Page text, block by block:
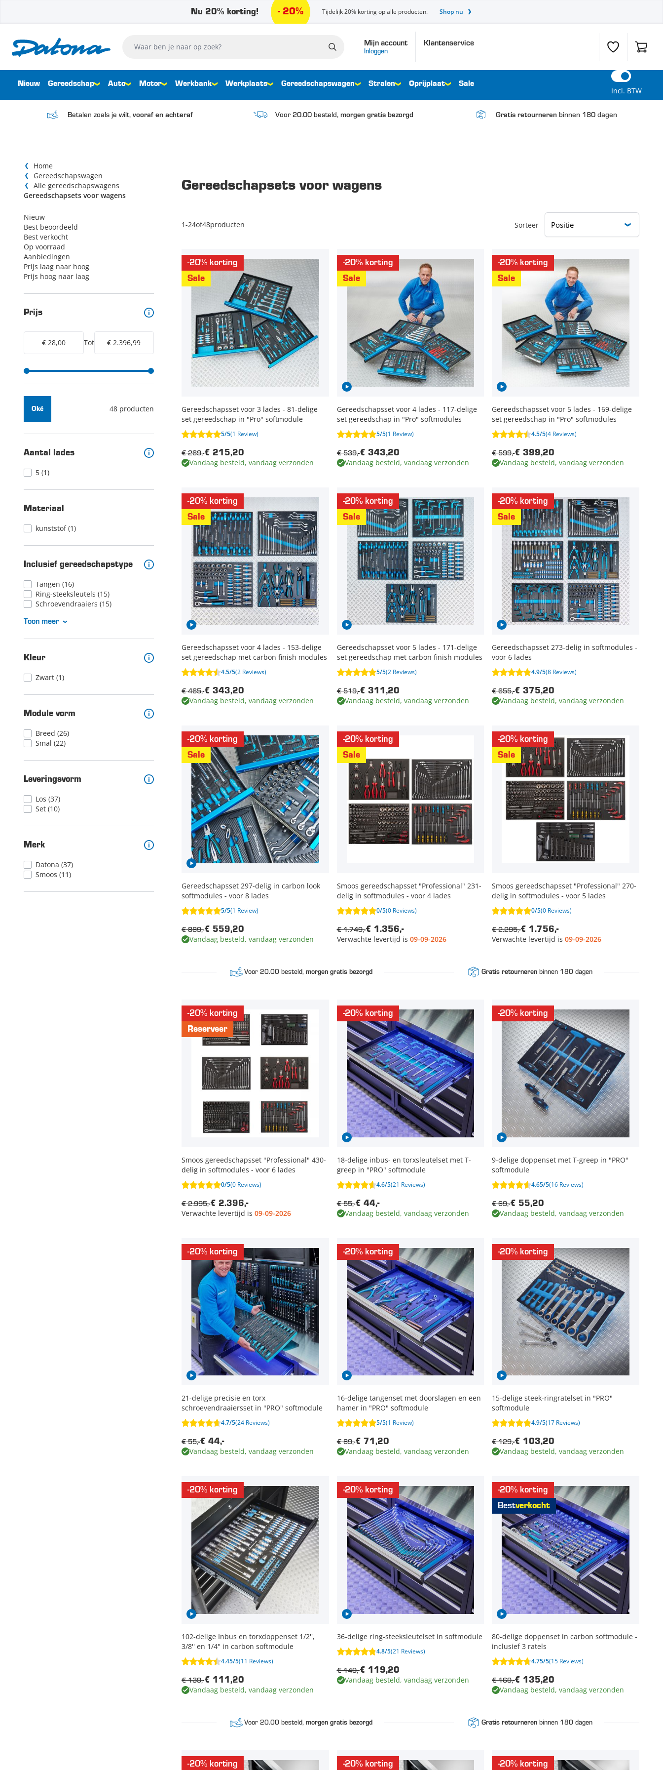
Nu 20% korting! - 20% Tijdelijk 20% korting op alle producten. Shop nu
Mijn account
Inloggen
Klantenservice
Verlanglijst
Waar ben je naar op zoek?
Nieuw Gereedschap Auto Motor Werkbank Werkplaats Gereedschapswagen Stralen Oprijplaat Sale
Incl. BTW
Betalen zoals je wilt,vooraf en achteraf Voor 20.00 besteld, morgen gratis bezorgd Gratis retournerenbinnen 180 dagen
Home
Gereedschapswagen
Alle gereedschapswagens
Gereedschapsets voor wagens
Nieuw
Best beoordeeld
Best verkocht
Op voorraad
Aanbiedingen
Prijs laag naar hoog
Prijs hoog naar laag
Prijs
€ 28,00 Tot € 2.396,99
48 producten
Oké
Aantal lades
5 (1)
Materiaal
kunststof (1)
Inclusief gereedschapstype
Tangen (16)
Ring-steeksleutels (15)
Schroevendraaiers (15)
Toon meer
Kleur
Zwart (1)
Module vorm
Breed (26)
Smal (22)
Leveringsvorm
Los (37)
Set (10)
Merk
Datona (37)
Smoos (11)
Gereedschapsets voor wagens
1-24of48producten Sorteer
-20% korting
Sale
Gereedschapsset voor 3 lades - 81-delige
set gereedschap in "Pro" softmodule
5/5(1 Review)
€ 215,20
€ 269,-
Vandaag besteld, vandaag verzonden
-20% korting
Sale
Gereedschapsset voor 4 lades - 117-delige
set gereedschap in "Pro" softmodules
5/5(1 Review)
€ 343,20
€ 539,-
Vandaag besteld, vandaag verzonden
-20% korting
Sale
Gereedschapsset voor 5 lades - 169-delige
set gereedschap in "Pro" softmodules
4.5/5(4 Reviews)
€ 399,20
€ 599,-
Vandaag besteld, vandaag verzonden
-20% korting
Sale
Gereedschapsset voor 4 lades - 153-delige
set gereedschap met carbon finish modules
4.5/5(2 Reviews)
€ 343,20
€ 465,-
Vandaag besteld, vandaag verzonden
-20% korting
Sale
Gereedschapsset voor 5 lades - 171-delige
set gereedschap met carbon finish modules
5/5(2 Reviews)
€ 311,20
€ 519,-
Vandaag besteld, vandaag verzonden
-20% korting
Sale
Gereedschapsset 273-delig in softmodules -
voor 6 lades
4.9/5(8 Reviews)
€ 375,20
€ 655,-
Vandaag besteld, vandaag verzonden
-20% korting
Sale
Gereedschapsset 297-delig in carbon look
softmodules - voor 8 lades
5/5(1 Review)
€ 559,20
€ 889,-
Vandaag besteld, vandaag verzonden
-20% korting
Sale
Smoos gereedschapsset "Professional" 231-
delig in softmodules - voor 4 lades
0/5(0 Reviews)
€ 1.356,-
€ 1.749,-
Verwachte levertijd is 09-09-2026
-20% korting
Sale
Smoos gereedschapsset "Professional" 270-
delig in softmodules - voor 5 lades
0/5(0 Reviews)
€ 1.756,-
€ 2.295,-
Verwachte levertijd is09-09-2026
Voor 20.00 besteld, morgen gratis bezorgd Gratis retourneren binnen 180 dagen
-20% korting
Reserveer
Smoos gereedschapsset "Professional" 430-
delig in softmodules - voor 6 lades
0/5(0 Reviews)
€ 2.396,-
€ 2.995,-
Verwachte levertijd is 09-09-2026
-20% korting
18-delige inbus- en torxsleutelset met T-
greep in "PRO" softmodule
4.6/5(21 Reviews)
€ 44,-
€ 55,-
Vandaag besteld, vandaag verzonden
-20% korting
9-delige doppenset met T-greep in "PRO"
softmodule
4.65/5(16 Reviews)
€ 55,20
€ 69,-
Vandaag besteld, vandaag verzonden
-20% korting
21-delige precisie en torx
schroevendraaiersset in "PRO" softmodule
4.7/5(24 Reviews)
€ 44,-
€ 55,-
Vandaag besteld, vandaag verzonden
-20% korting
16-delige tangenset met doorslagen en een
hamer in "PRO" softmodule
5/5(1 Review)
€ 71,20
€ 89,-
Vandaag besteld, vandaag verzonden
-20% korting
15-delige steek-ringratelset in "PRO"
softmodule
4.9/5(17 Reviews)
€ 103,20
€ 129,-
Vandaag besteld, vandaag verzonden
-20% korting
102-delige Inbus en torxdoppenset 1/2'',
3/8'' en 1/4'' in carbon softmodule
4.45/5(11 Reviews)
€ 111,20
€ 139,-
Vandaag besteld, vandaag verzonden
-20% korting
36-delige ring-steeksleutelset in softmodule
4.8/5(21 Reviews)
€ 119,20
€ 149,-
Vandaag besteld, vandaag verzonden
-20% korting
Bestverkocht
80-delige doppenset in carbon softmodule -
inclusief 3 ratels
4.75/5(15 Reviews)
€ 135,20
€ 169,-
Vandaag besteld, vandaag verzonden
Voor 20.00 besteld, morgen gratis bezorgd Gratis retourneren binnen 180 dagen
-20% korting -20% korting -20% korting